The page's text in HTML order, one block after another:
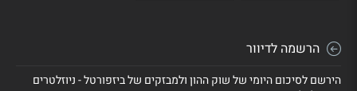
הרשמה לדיוור
הירשם לסיכום היומי של שוק ההון ולמבזקים של ביזפורטל - ניוזלטרים